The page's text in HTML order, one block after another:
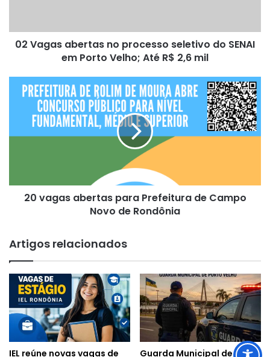
em
Porto
02 Vagas abertas no processo seletivo do SENAI
em Porto Velho; Até R$ 2,6 mil
vagas
de
Rondônia
20 vagas abertas para Prefeitura de Campo
Novo de Rondônia
Artigos relacionados
IEL reúne novas vagas de
Guarda Municipal de Porto